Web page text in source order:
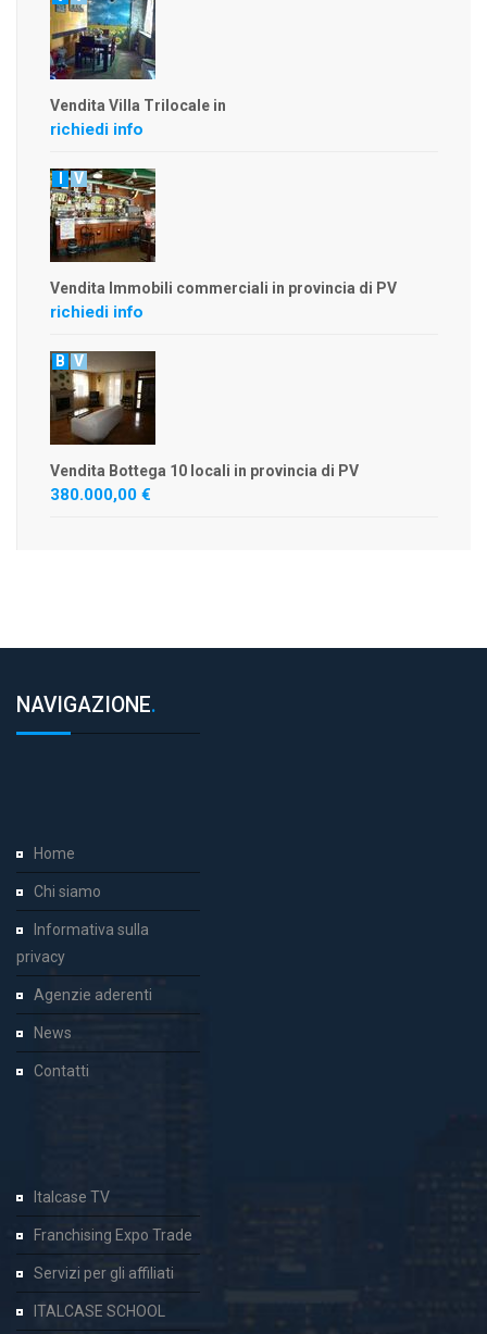
Vendita Villa Trilocale in
richiedi info
V
Vendita Immobili commerciali in provincia di PV
richiedi info
B V
Vendita Bottega 10 locali in provincia di PV
380.000,00 €
NAVIGAZIONE.
Home
Chi siamo
Informativa sulla
privacy
Agenzie aderenti
News
Contatti
Italcase TV
Franchising Expo Trade
Servizi per gli affiliati
ITALCASE SCHOOL